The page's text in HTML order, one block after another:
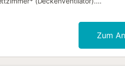
mit den Eigentümern). Privates
Ein Ferienhaus mit nur einem
Landschaft der Costa de la
entfernt, haben wir dieses
Zum